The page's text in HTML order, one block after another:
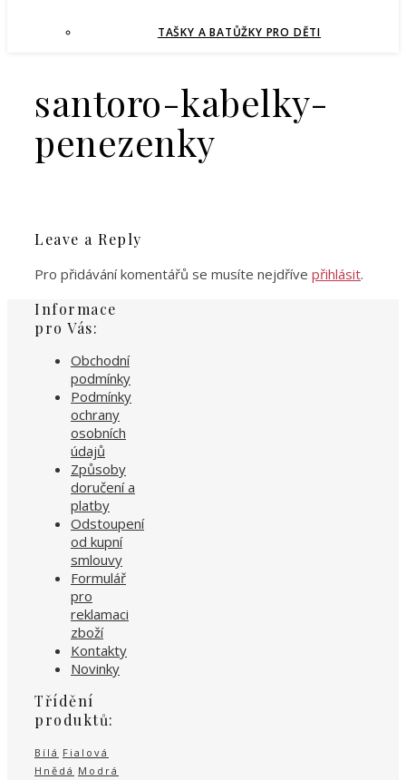
TAŠKY A BATŮŽKY PRO DĚTI
santoro-kabelky-
penezenky
Leave a Reply
Pro přidávání komentářů se musíte nejdříve přihlásit.
Informace
pro Vás:
Obchodní
podmínky
Podmínky
ochrany
osobních
údajů
Způsoby
doručení a
platby
Odstoupení
od kupní
smlouvy
Formulář
pro
reklamaci
zboží
Kontakty
Novinky
Třídění
produktů:
Bílá Fialová
Hnědá Modrá